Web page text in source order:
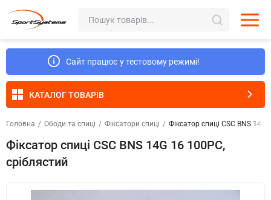
Сайт працює у тестовому режимі!
КАТАЛОГ ТОВАРІВ
Головна / Ободи та спиці / Фіксатори спиці / Фіксатор спиці CSC BNS 14G
Фіксатор спиці CSC BNS 14G 16 100PC,
сріблястий